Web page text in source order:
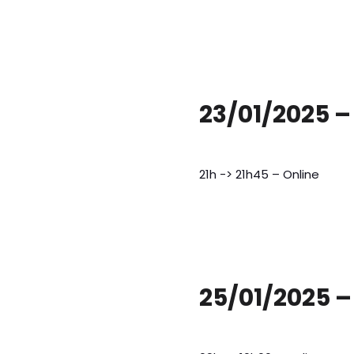
23/01/2025
21h -> 21h45 – Online
25/01/2025